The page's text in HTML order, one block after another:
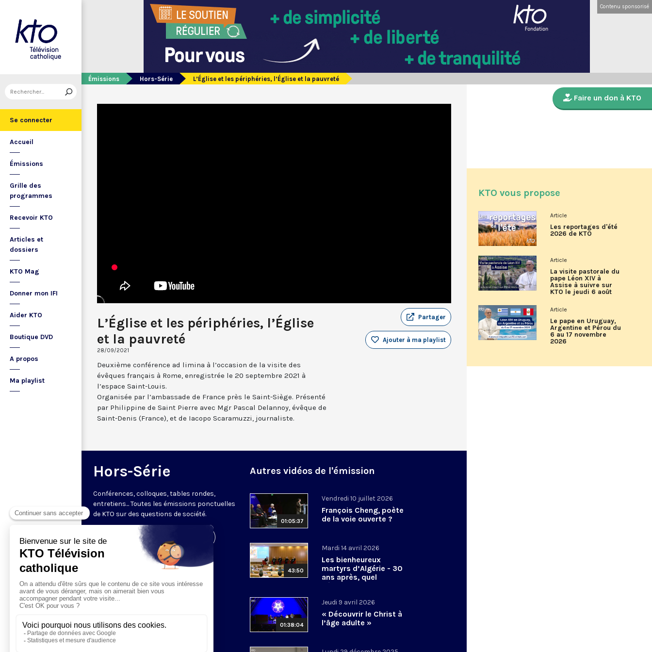
Se connecter
Accueil
Émissions
Grille des
programmes
Recevoir KTO
Articles et
dossiers
KTO Mag
Donner mon IFI
Aider KTO
Boutique DVD
A propos
Ma playlist
Contenu sponsorisé
Émissions Hors-Série L’Église et les périphéries, l’Église et la pauvreté
L’Église et les périphéries, l’Église
et la pauvreté
28/09/2021
Partager
Ajouter à ma playlist
Deuxième conférence ad limina à l’occasion de la visite des
évêques français à Rome, enregistrée le 20 septembre 2021 à
l’espace Saint-Louis.
Organisée par l’ambassade de France près le Saint-Siège. Présenté
par Philippine de Saint Pierre avec Mgr Pascal Delannoy, évêque de
Saint-Denis (France), et de Iacopo Scaramuzzi, journaliste.
Hors-Série
Conférences, colloques, tables rondes,
entretiens... Toutes les émissions ponctuelles
de KTO sur des questions de société.
Visiter la page de l'émission
Autres vidéos de l'émission
01:05:37
Vendredi 10 juillet 2026
François Cheng, poète
de la voie ouverte ?
43:50
Mardi 14 avril 2026
Les bienheureux
martyrs d’Algérie - 30
ans après, quel
héritage spirituel?
01:38:04
Jeudi 9 avril 2026
« Découvrir le Christ à
l’âge adulte »
Faire un don à KTO
KTO vous propose
Article
Les reportages d'été
2026 de KTO
Article
La visite pastorale du
pape Léon XIV à
Assise à suivre sur
KTO le jeudi 6 août
Article
Le pape en Uruguay,
Argentine et Pérou du
6 au 17 novembre
2026